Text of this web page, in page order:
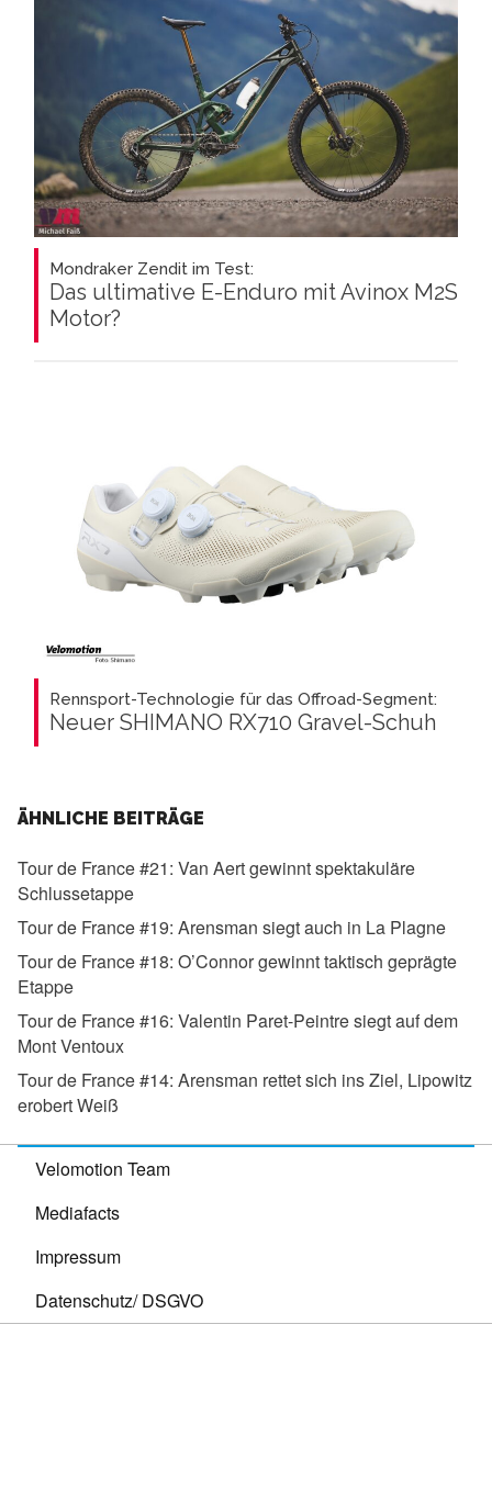
Mondraker Zendit im Test:
Das ultimative E-Enduro mit Avinox M2S
Motor?
Rennsport-Technologie für das Offroad-Segment:
Neuer SHIMANO RX710 Gravel-Schuh
ÄHNLICHE BEITRÄGE
Tour de France #21: Van Aert gewinnt spektakuläre
Schlussetappe
Tour de France #19: Arensman siegt auch in La Plagne
Tour de France #18: O’Connor gewinnt taktisch geprägte
Etappe
Tour de France #16: Valentin Paret-Peintre siegt auf dem
Mont Ventoux
Tour de France #14: Arensman rettet sich ins Ziel, Lipowitz
erobert Weiß
Velomotion Team
Mediafacts
Impressum
Datenschutz/ DSGVO